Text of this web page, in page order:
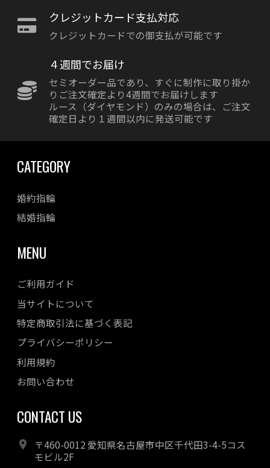
クレジットカード支払対応
クレジットカードでの御支払が可能です
４週間でお届け
セミオーダー品であり、すぐに制作に取り掛か
りご注文確定より4週間でお届けします
ルース（ダイヤモンド）のみの場合は、ご注文
確定日より１週間以内に発送可能です
CATEGORY
婚約指輪
結婚指輪
MENU
ご利用ガイド
当サイトについて
特定商取引法に基づく表記
プライバシーポリシー
利用規約
お問い合わせ
CONTACT US
〒460-0012 愛知県名古屋市中区千代田3-4-5コス
モビル2F